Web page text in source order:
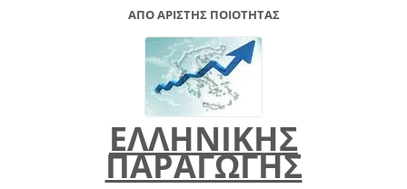
ΑΠΟ ΑΡΙΣΤΗΣ ΠΟΙΟΤΗΤΑΣ
ΕΛΛΗΝΙΚΗΣ
ΠΑΡΑΓΩΓΗΣ